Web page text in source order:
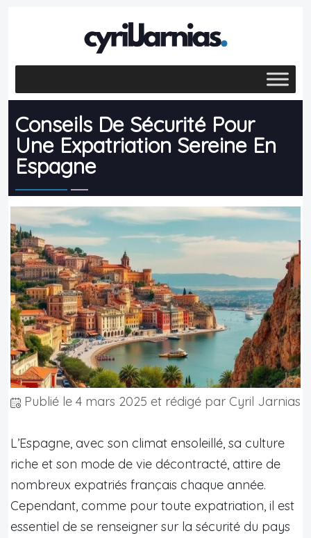
Conseils De Sécurité Pour
Une Expatriation Sereine En
Espagne
Publié le 4 mars 2025 et rédigé par Cyril Jarnias
L’Espagne, avec son climat ensoleillé, sa culture
riche et son mode de vie décontracté, attire de
nombreux expatriés français chaque année.
Cependant, comme pour toute expatriation, il est
essentiel de se renseigner sur la sécurité du pays